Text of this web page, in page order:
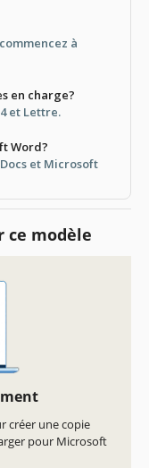
à
en charge?
et Lettre.
Word?
et Microsoft
modèle
créer une copie
pour Microsoft